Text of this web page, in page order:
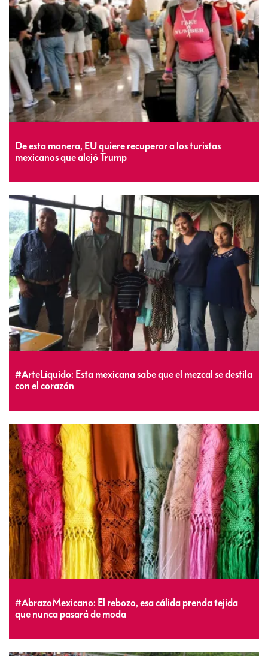
De esta manera, EU quiere recuperar a los turistas
mexicanos que alejó Trump
#ArteLíquido: Esta mexicana sabe que el mezcal se destila
con el corazón
#AbrazoMexicano: El rebozo, esa cálida prenda tejida
que nunca pasará de moda